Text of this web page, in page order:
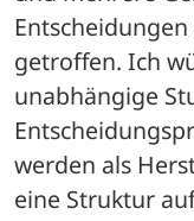
getroffen. Ich
unabhängige
werden als
eine Struktur